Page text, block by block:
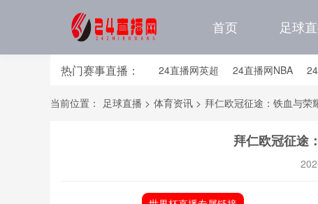
首页 足球
热门赛事直播： 24直播网英超 24直播网NBA
24直播网亚洲杯 24直播网世亚预
24直播网国足世预赛排行榜 24
当前位置： 足球直播 > 体育资讯 > 拜仁欧冠征途：铁血与荣
拜仁欧冠征途